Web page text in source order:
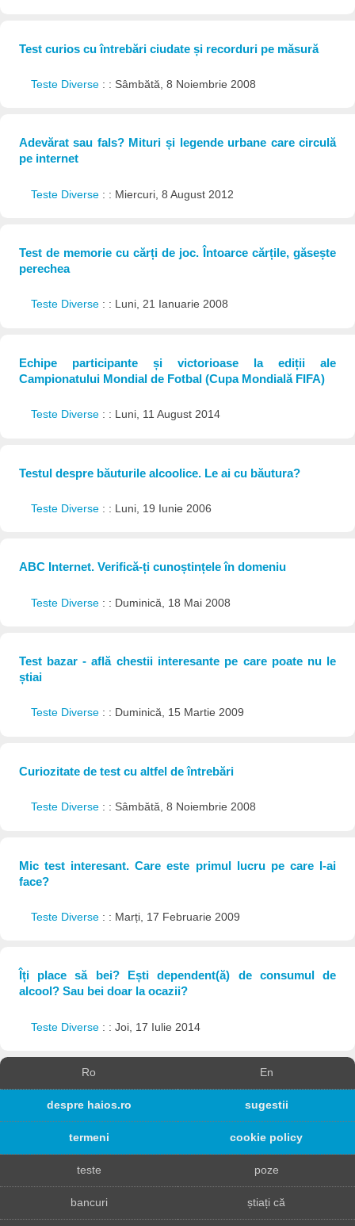
Test curios cu întrebări ciudate și recorduri pe măsură
Teste Diverse : : Sâmbătă, 8 Noiembrie 2008
Adevărat sau fals? Mituri și legende urbane care circulă
pe internet
Teste Diverse : : Miercuri, 8 August 2012
Test de memorie cu cărți de joc. Întoarce cărțile, găsește
perechea
Teste Diverse : : Luni, 21 Ianuarie 2008
Echipe participante și victorioase la ediții ale
Campionatului Mondial de Fotbal (Cupa Mondială FIFA)
Teste Diverse : : Luni, 11 August 2014
Testul despre băuturile alcoolice. Le ai cu băutura?
Teste Diverse : : Luni, 19 Iunie 2006
ABC Internet. Verifică-ți cunoștințele în domeniu
Teste Diverse : : Duminică, 18 Mai 2008
Test bazar - află chestii interesante pe care poate nu le
știai
Teste Diverse : : Duminică, 15 Martie 2009
Curiozitate de test cu altfel de întrebări
Teste Diverse : : Sâmbătă, 8 Noiembrie 2008
Mic test interesant. Care este primul lucru pe care l-ai
face?
Teste Diverse : : Marți, 17 Februarie 2009
Îți place să bei? Ești dependent(ă) de consumul de
alcool? Sau bei doar la ocazii?
Teste Diverse : : Joi, 17 Iulie 2014
Ro En
despre haios.ro sugestii
termeni cookie policy
teste poze
bancuri știați că